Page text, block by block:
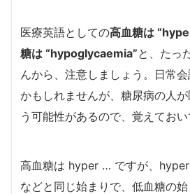
医療英語としての高血糖は
糖は “hypoglycaemia”と、たっ
んから、注意しましょう。日常
かもしれませんが、糖尿病の人
う可能性があるので、覚えておい
高血糖は hyper … ですが、
などと同じ始まりで、低血糖の